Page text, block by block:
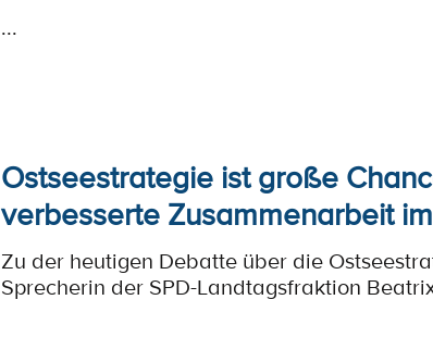
...
Ostseestrategie ist große
verbesserte Zusammenarbeit
Zu der heutigen Debatte über die
Sprecherin der SPD-Landtagsfraktion